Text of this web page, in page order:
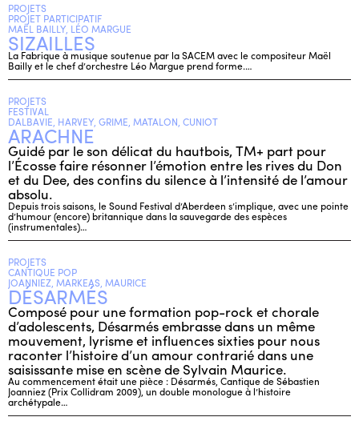
PROJETS
PROJET PARTICIPATIF
MAËL BAILLY, LÉO MARGUE
SIZAILLES
La Fabrique à musique soutenue par la SACEM avec le compositeur Maël
Bailly et le chef d’orchestre Léo Margue prend forme.…
PROJETS
FESTIVAL
DALBAVIE, HARVEY, GRIME, MATALON, CUNIOT
ARACHNE
Guidé par le son délicat du hautbois, TM+ part pour
l’Écosse faire résonner l’émotion entre les rives du Don
et du Dee, des confins du silence à l’intensité de l’amour
absolu.
Depuis trois saisons, le Sound Festival d’Aberdeen s’implique, avec une pointe
d’humour (encore) britannique dans la sauvegarde des espèces
(instrumentales)…
PROJETS
CANTIQUE POP
JOANNIEZ, MARKEAS, MAURICE
DÉSARMÉS
Composé pour une formation pop-rock et chorale
d’adolescents, Désarmés embrasse dans un même
mouvement, lyrisme et influences sixties pour nous
raconter l’histoire d’un amour contrarié dans une
saisissante mise en scène de Sylvain Maurice.
Au commencement était une pièce : Désarmés, Cantique de Sébastien
Joanniez (Prix Collidram 2009), un double monologue à l’histoire
archétypale…